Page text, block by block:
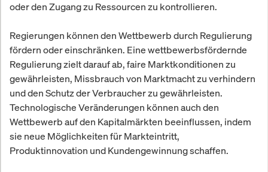
oder den Zugang zu Ressourcen zu kontrollieren.
Regierungen können den Wettbewerb durch Regulierung
fördern oder einschränken. Eine wettbewerbsfördernde
Regulierung zielt darauf ab, faire Marktkonditionen zu
gewährleisten, Missbrauch von Marktmacht zu verhindern
und den Schutz der Verbraucher zu gewährleisten.
Technologische Veränderungen können auch den
Wettbewerb auf den Kapitalmärkten beeinflussen, indem
sie neue Möglichkeiten für Markteintritt,
Produktinnovation und Kundengewinnung schaffen.